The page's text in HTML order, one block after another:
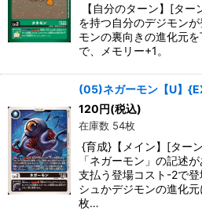
【自分のターン】[ター
を持つ自分のデジモン
モンの裏向きの進化元
で、メモリー+1。
(05)ネガーモン【U】
120 円(税込)
在庫数 54枚
{育成}【メイン】[ター
「ネガーモン」の記述
支払う登場コスト-2で
シュかデジモンの進化
枚…